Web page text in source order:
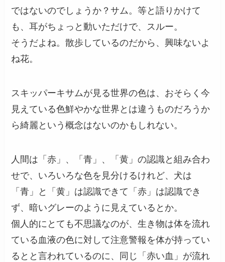
ではないのでしょうか？サム。等と語りかけて
も、耳がちょっと動いただけで、スルー。
そうだよね。散歩しているのだから、興味ないよ
ね花。
スキッパーキサムが見る世界の色は、おそらく今
見えている色鮮やかな世界とは違うものだろうか
ら綺麗という概念はないのかもしれない。
人間は「赤」、「青」、「黄」の認識と組み合わ
せで、いろいろな色を見分けるけれど、犬は
「青」と「黄」は認識できて「赤」は認識でき
ず、暗いグレーのように見えているとか。
個人的にとても不思議なのが、生き物は体を流れ
ている血液の色に対して注意警報を体が持ってい
るとと言われているのに、同じ「赤い血」が流れ